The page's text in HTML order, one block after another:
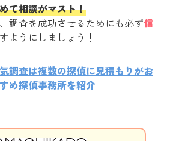
て相談がマスト！
調査を成功させるためにも必ず信
ようにしましょう！
調査は複数の探偵に見積もりがお
め探偵事務所を紹介